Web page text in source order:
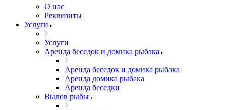
О нас
Реквизиты
Услуги
Услуги
Аренда беседок и домика рыбака
Аренда беседок и домика рыбака
Аренда домика рыбака
Аренда беседки
Вылов рыбы